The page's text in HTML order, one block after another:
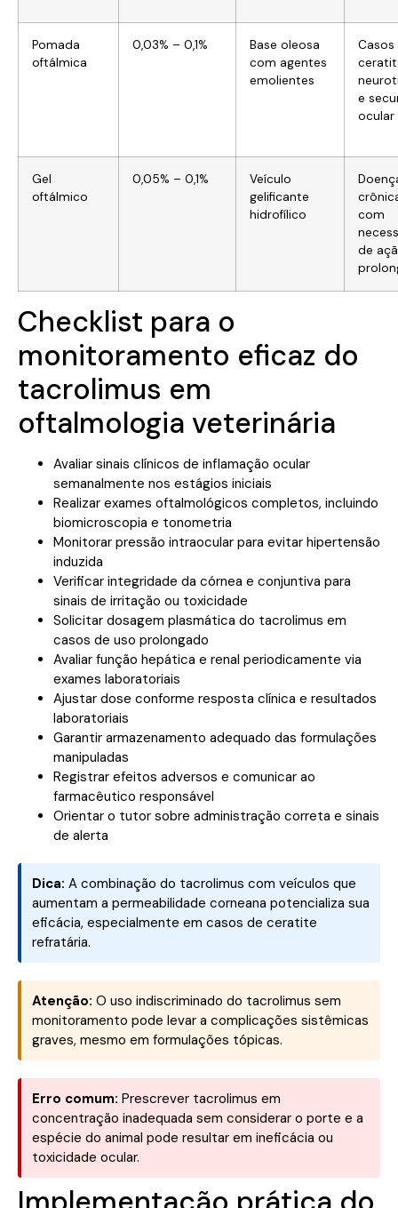
Pomada
oftálmica
0,03% – 0,1%
Base oleosa
com agentes
emolientes
e
ocular
Gel
oftálmico
0,05% – 0,1%
Veículo
gelificante
hidrofílico
com
de
Checklist para o
monitoramento eficaz do
tacrolimus em
oftalmologia veterinária
Avaliar sinais clínicos de inflamação ocular
semanalmente nos estágios iniciais
Realizar exames oftalmológicos completos, incluindo
biomicroscopia e tonometria
Monitorar pressão intraocular para evitar hipertensão
induzida
Verificar integridade da córnea e conjuntiva para
sinais de irritação ou toxicidade
Solicitar dosagem plasmática do tacrolimus em
casos de uso prolongado
Avaliar função hepática e renal periodicamente via
exames laboratoriais
Ajustar dose conforme resposta clínica e resultados
laboratoriais
Garantir armazenamento adequado das formulações
manipuladas
Registrar efeitos adversos e comunicar ao
farmacêutico responsável
Orientar o tutor sobre administração correta e sinais
de alerta
Dica: A combinação do tacrolimus com veículos que
aumentam a permeabilidade corneana potencializa sua
eficácia, especialmente em casos de ceratite
refratária.
Atenção: O uso indiscriminado do tacrolimus sem
monitoramento pode levar a complicações sistêmicas
graves, mesmo em formulações tópicas.
Erro comum: Prescrever tacrolimus em
concentração inadequada sem considerar o porte e a
espécie do animal pode resultar em ineficácia ou
toxicidade ocular.